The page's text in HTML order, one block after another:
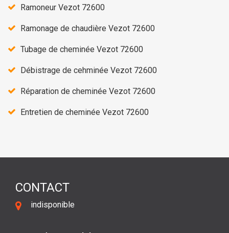
Ramoneur Vezot 72600
Ramonage de chaudière Vezot 72600
Tubage de cheminée Vezot 72600
Débistrage de cehminée Vezot 72600
Réparation de cheminée Vezot 72600
Entretien de cheminée Vezot 72600
CONTACT
indisponible